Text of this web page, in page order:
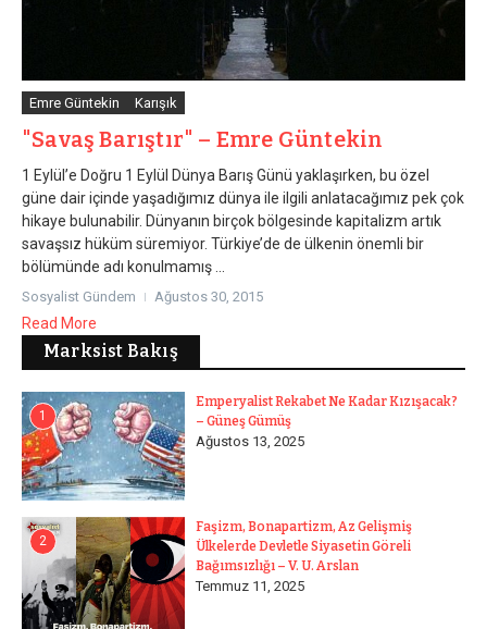
Emre Güntekin Karışık
"Savaş Barıştır" – Emre Güntekin
1 Eylül’e Doğru 1 Eylül Dünya Barış Günü yaklaşırken, bu özel
güne dair içinde yaşadığımız dünya ile ilgili anlatacağımız pek çok
hikaye bulunabilir. Dünyanın birçok bölgesinde kapitalizm artık
savaşsız hüküm süremiyor. Türkiye’de de ülkenin önemli bir
bölümünde adı konulmamış ...
Sosyalist Gündem Ağustos 30, 2015
Read More
Marksist Bakış
1
Emperyalist Rekabet Ne Kadar Kızışacak?
– Güneş Gümüş
Ağustos 13, 2025
2
Faşizm, Bonapartizm, Az Gelişmiş
Ülkelerde Devletle Siyasetin Göreli
Bağımsızlığı – V. U. Arslan
Temmuz 11, 2025